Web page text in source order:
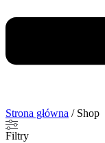
Strona główna / Shop
Filtry